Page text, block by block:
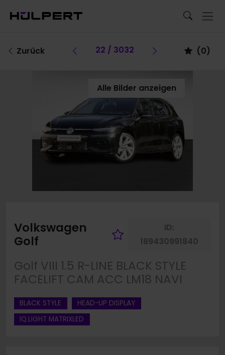
Zurück Vorheriges Fahrzeug
22 / 3032 Vorheriges
(0)
Alle Bilder anzeigen
Volkswagen
Golf
Fahrzeug
ID:
189430991840
Golf VIII 1.5 R-LINE BLACK STYLE
FACELIFT CAM ACC LM18 NAVI
BLACK STYLE
HEAD-UP DISPLAY
IQ.LIGHT MATRIXLED